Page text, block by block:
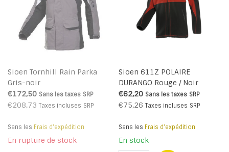
Sioen Tornhill Rain Parka
Gris-noir
€172,50 Sans les taxes SRP
€208,73 Taxes incluses SRP
Sans les Frais d'expédition
En rupture de stock
Sioen 611Z POLAIRE
DURANGO Rouge / Noir
€62,20 Sans les taxes SRP
€75,26 Taxes incluses SRP
Sans les Frais d'expédition
En stock